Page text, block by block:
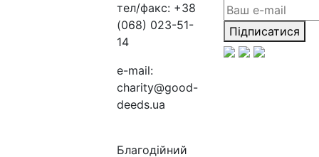
тел/факс: +38
(068) 023-51-
14
e-mail:
charity@good-
deeds.ua
Благодійний
Підписатися